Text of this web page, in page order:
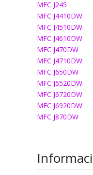
MFC J245
MFC J4410DW
MFC J4510DW
MFC J4610DW
MFC J470DW
MFC J4710DW
MFC J650DW
MFC J6520DW
MFC J6720DW
MFC J6920DW
MFC J870DW